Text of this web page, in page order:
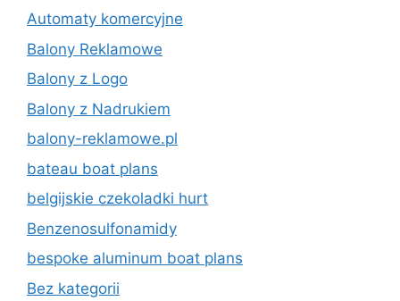
Automaty komercyjne
Balony Reklamowe
Balony z Logo
Balony z Nadrukiem
balony-reklamowe.pl
bateau boat plans
belgijskie czekoladki hurt
Benzenosulfonamidy
bespoke aluminum boat plans
Bez kategorii